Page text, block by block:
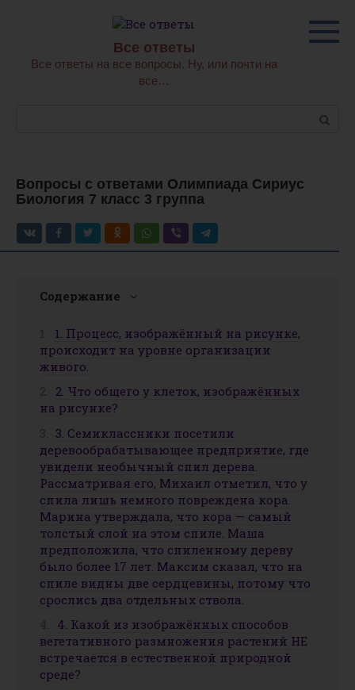
Все ответы
Все ответы на все вопросы. Ну, или почти на
все…
Вопросы с ответами Олимпиада Сириус
Биология 7 класс 3 группа
Содержание
1. Процесс, изображённый на рисунке,
происходит на уровне организации
живого.
2. Что общего у клеток, изображённых
на рисунке?
3. Семиклассники посетили
деревообрабатывающее предприятие, где
увидели необычный спил дерева.
Рассматривая его, Михаил отметил, что у
спила лишь немного повреждена кора.
Марина утверждала, что кора — самый
толстый слой на этом спиле. Маша
предположила, что спиленному дереву
было более 17 лет. Максим сказал, что на
спиле видны две сердцевины, потому что
срослись два отдельных ствола.
4. Какой из изображённых способов
вегетативного размножения растений НЕ
встречается в естественной природной
среде?